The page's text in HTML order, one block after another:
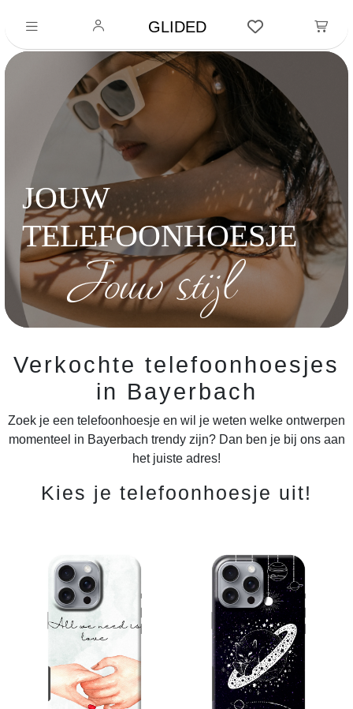
GLIDED
JOUW
TELEFOONHOESJE
Jouw stijl
Verkochte telefoonhoesjes
in Bayerbach
Zoek je een telefoonhoesje en wil je weten welke ontwerpen
momenteel in Bayerbach trendy zijn? Dan ben je bij ons aan
het juiste adres!
Kies je telefoonhoesje uit!